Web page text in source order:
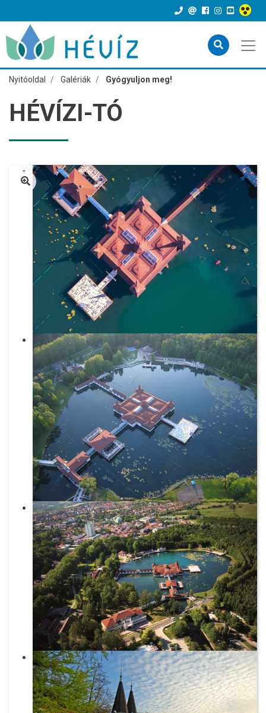
Nyitóoldal Galériák Gyógyuljon meg!
HÉVÍZI-TÓ